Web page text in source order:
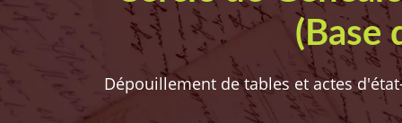
(Base
Dépouillement de tables et actes